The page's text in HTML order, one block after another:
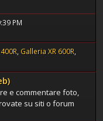
PM
Galleria XR 600R
e commentare foto,
su siti o forum